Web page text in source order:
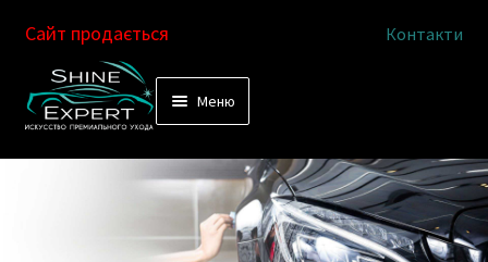
Перейти
к
Перейти
к
Сайт продається Контакти
Меню
Выездная автомойка
Химчистка салона